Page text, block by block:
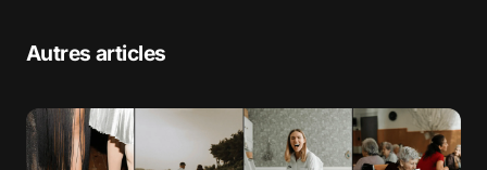
Autres articles